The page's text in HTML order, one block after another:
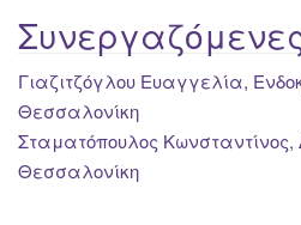
Γιαζιτζόγλου Ευαγγελία,
Θεσσαλονίκη
Σταματόπουλος
Θεσσαλονίκη